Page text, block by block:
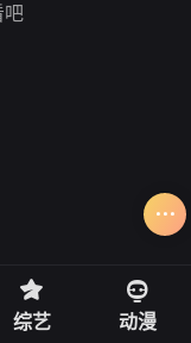
综艺 动漫